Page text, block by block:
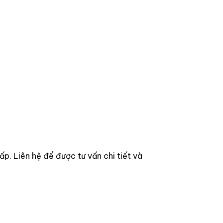
Liên hệ để được tư vấn chi tiết và